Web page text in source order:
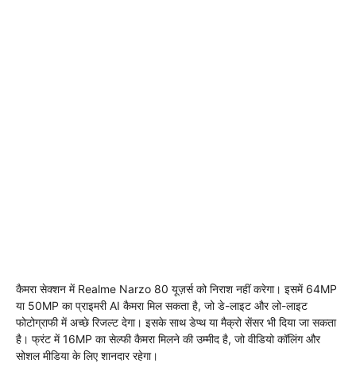
कैमरा सेक्शन में Realme Narzo 80 यूज़र्स को निराश नहीं करेगा। इसमें 64MP
या 50MP का प्राइमरी AI कैमरा मिल सकता है, जो डे-लाइट और लो-लाइट
फोटोग्राफी में अच्छे रिजल्ट देगा। इसके साथ डेप्थ या मैक्रो सेंसर भी दिया जा सकता
है। फ्रंट में 16MP का सेल्फी कैमरा मिलने की उम्मीद है, जो वीडियो कॉलिंग और
सोशल मीडिया के लिए शानदार रहेगा।